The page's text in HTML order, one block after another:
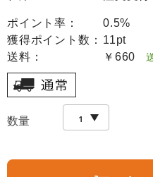
ポイント率：
0.5%
獲得ポイント数： 11pt
送料：
￥660
数量